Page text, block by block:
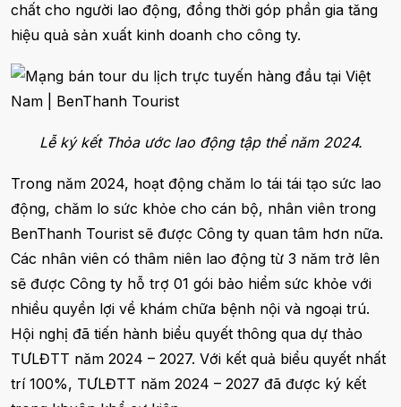
chất cho người lao động, đồng thời góp phần gia tăng
hiệu quả sản xuất kinh doanh cho công ty.
Lễ ký kết Thỏa ước lao động tập thể năm 2024.
Trong năm 2024, hoạt động chăm lo tái tái tạo sức lao
động, chăm lo sức khỏe cho cán bộ, nhân viên trong
BenThanh Tourist sẽ được Công ty quan tâm hơn nữa.
Các nhân viên có thâm niên lao động từ 3 năm trở lên
sẽ được Công ty hỗ trợ 01 gói bảo hiểm sức khỏe với
nhiều quyền lợi về khám chữa bệnh nội và ngoại trú.
Hội nghị đã tiến hành biểu quyết thông qua dự thảo
TƯLĐTT năm 2024 – 2027. Với kết quả biểu quyết nhất
trí 100%, TƯLĐTT năm 2024 – 2027 đã được ký kết